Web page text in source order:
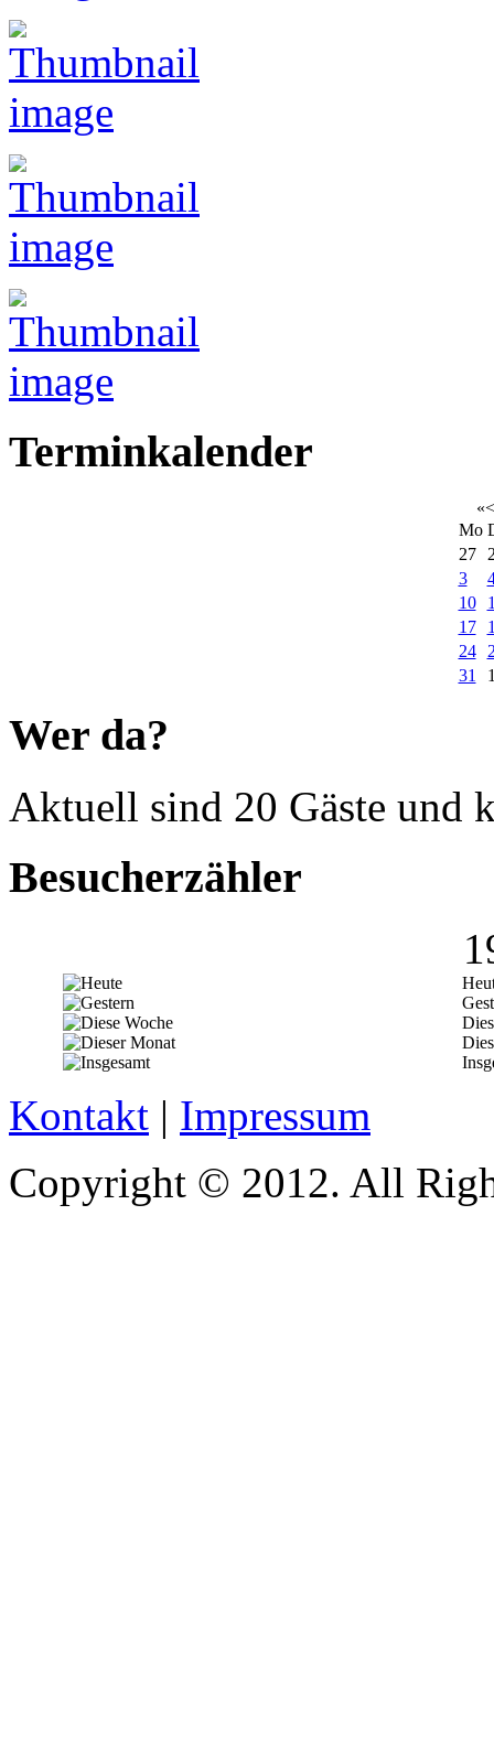
Terminkalender
«<
Mo
27
3
10
17
24
31
Wer da?
Aktuell sind 20 Gäste und
Besucherzähler
Kontakt | Impressum
Copyright © 2012. All